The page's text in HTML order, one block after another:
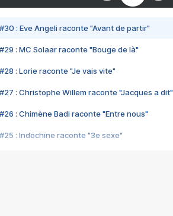
#30 : Eve Angeli raconte "Avant de partir"
#29 : MC Solaar raconte "Bouge de là"
#28 : Lorie raconte "Je vais vite"
#27 : Christophe Willem raconte "Jacques a dit"
#26 : Chimène Badi raconte "Entre nous"
#25 : Indochine raconte "3e sexe"